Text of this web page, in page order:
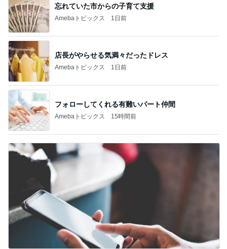
忘れていた市からの子育て支援
Amebaトピックス 1日前
店長がやらせる気満々だったドレス
Amebaトピックス 1日前
フォローしてくれる有難いパート仲間
Amebaトピックス 15時間前